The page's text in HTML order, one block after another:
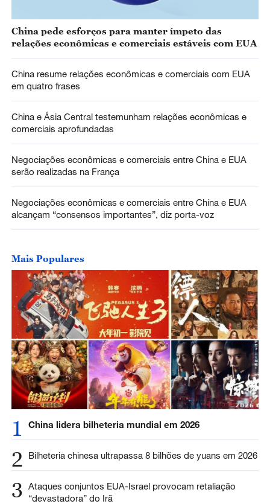
China pede esforços para manter ímpeto das
relações econômicas e comerciais estáveis com EUA
China resume relações econômicas e comerciais com EUA
em quatro frases
China e Ásia Central testemunham relações econômicas e
comerciais aprofundadas
Negociações econômicas e comerciais entre China e EUA
serão realizadas na França
Negociações econômicas e comerciais entre China e EUA
alcançam “consensos importantes”, diz porta-voz
Mais Populares
1 China lidera bilheteria mundial em 2026
2 Bilheteria chinesa ultrapassa 8 bilhões de yuans em 2026
3 Ataques conjuntos EUA-Israel provocam retaliação
“devastadora” do Irã